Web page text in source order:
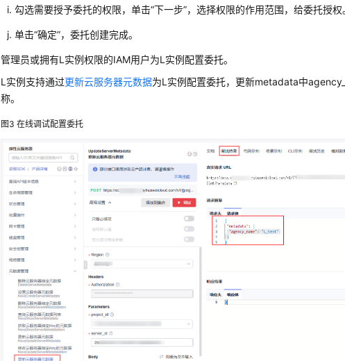
勾选需要授予委托的权限，单击“下一步”，选择权限的作用范围，给委托授权
单击“确定”，委托创建完成。
管理员或拥有L实例权限的IAM用户为L实例配置委托。
L实例支持通过更新云服务器元数据为L实例配置委托，更新metadata中
称。
图3在线调试配置委托